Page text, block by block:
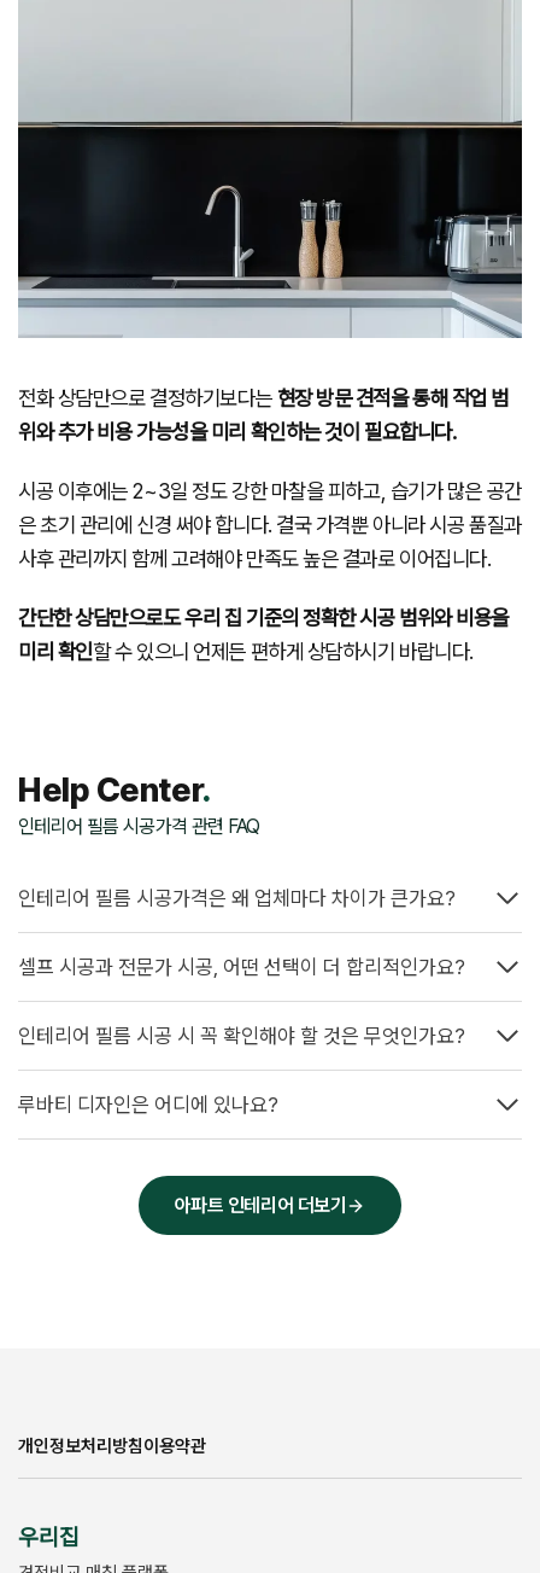
전화 상담만으로 결정하기보다는 현장 방문 견적을 통해 작업 범
위와 추가 비용 가능성을 미리 확인하는 것이 필요합니다.
시공 이후에는 2~3일 정도 강한 마찰을 피하고, 습기가 많은 공간
은 초기 관리에 신경 써야 합니다. 결국 가격뿐 아니라 시공 품질과
사후 관리까지 함께 고려해야 만족도 높은 결과로 이어집니다.
간단한 상담만으로도 우리 집 기준의 정확한 시공 범위와 비용을
미리 확인할 수 있으니 언제든 편하게 상담하시기 바랍니다.
Help Center.
인테리어 필름 시공가격 관련 FAQ
인테리어 필름 시공가격은 왜 업체마다 차이가 큰가요?
셀프 시공과 전문가 시공, 어떤 선택이 더 합리적인가요?
인테리어 필름 시공 시 꼭 확인해야 할 것은 무엇인가요?
루바티 디자인은 어디에 있나요?
아파트 인테리어 더보기
개인정보처리방침이용약관
우리집